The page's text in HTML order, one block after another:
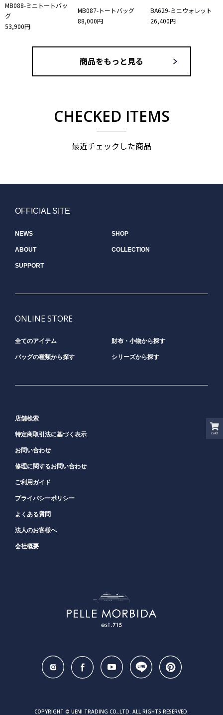
CART
MB088-ミニトートバッ
グ
53,900円
MB087-トートバッグ
88,000円
BA629-ミニウォレット
26,400円
商品をもっと見る
CHECKED ITEMS
最近チェックした商品
COPYRIGHT © UENI TRADING CO,.LTD. ALL RIGHTS RESERVED.
OFFICIAL SITE
NEWS SHOP
ABOUT COLLECTION
SUPPORT
ONLINE STORE
全てのアイテム 財布・小物から探す
バッグの種類から探す シリーズから探す
店舗検索
特定商取引法に基づく表示
お問い合わせ
修理に関するお問い合わせ
ご利用ガイド
プライバシーポリシー
よくある質問
法人のお客様へ
会社概要